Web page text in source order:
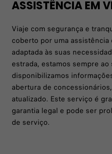
ASSISTÊNCIA EM
Viaje com segurança e
coberto por uma assistência
adaptada às suas
estrada, estamos sempre
disponibilizamos
abertura de
atualizado. Este serviço é
garantia legal e pode ser
de serviço.